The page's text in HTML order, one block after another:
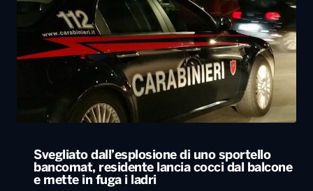
Svegliato dall’esplosione di uno sportello
bancomat, residente lancia cocci dal balcone
e mette in fuga i ladri